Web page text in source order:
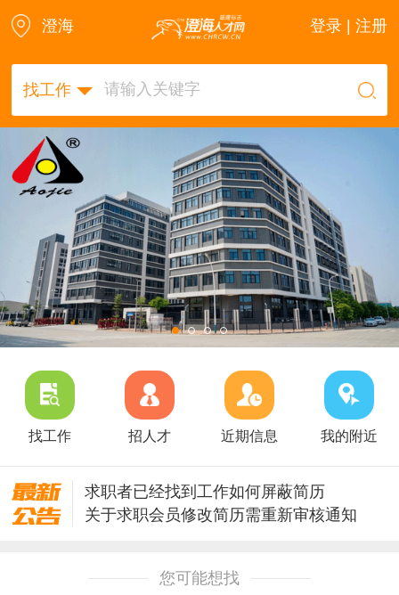
澄海 登录 | 注册
找工作
找工作 招人才 近期信息 我的附近
求职者已经找到工作如何屏蔽简历
关于求职会员修改简历需重新审核通知
您可能想找